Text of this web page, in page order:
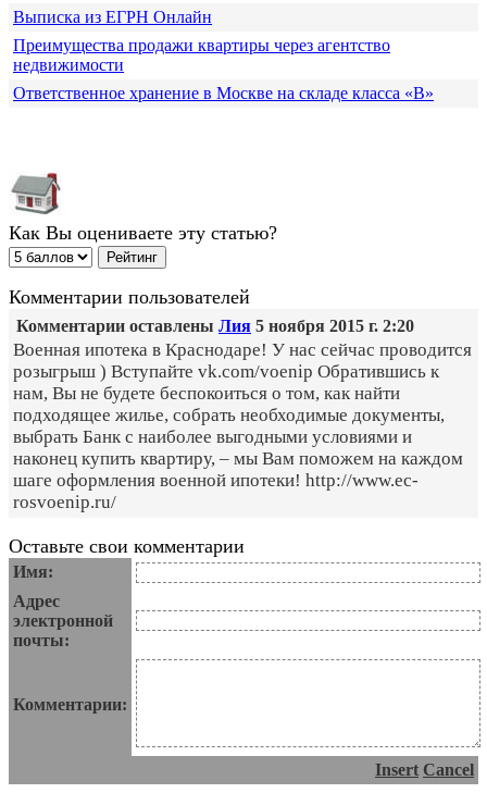
Выписка из ЕГРН Онлайн
Преимущества продажи квартиры через агентство
недвижимости
Ответственное хранение в Москве на складе класса «В»
Как Вы оцениваете эту статью?
Комментарии пользователей
Комментарии оставлены Лия 5 ноября 2015 г. 2:20
Военная ипотека в Краснодаре! У нас сейчас проводится
розыгрыш ) Вступайте vk.com/voenip Обратившись к
нам, Вы не будете беспокоиться о том, как найти
подходящее жилье, собрать необходимые документы,
выбрать Банк с наиболее выгодными условиями и
наконец купить квартиру, – мы Вам поможем на каждом
шаге оформления военной ипотеки! http://www.ec-
rosvoenip.ru/
Оставьте свои комментарии
Имя:
Адрес
электронной
почты:
Комментарии:
Insert Cancel